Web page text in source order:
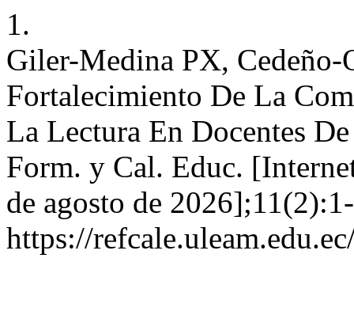
1.
Giler-Medina PX, Cedeño-
Fortalecimiento De La
La Lectura En Docentes
Form. y Cal. Educ.
de agosto de
https://